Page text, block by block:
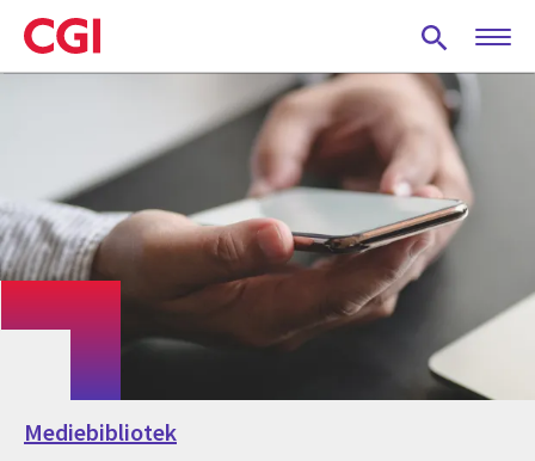
Skip
to
main
Mediebibliotek